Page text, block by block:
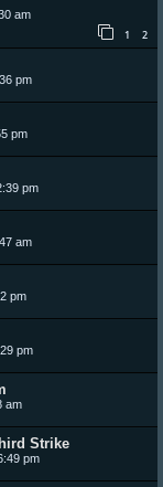
e
am
1 2
pm
pm
pm
am
pm
pm
am
Strike
pm